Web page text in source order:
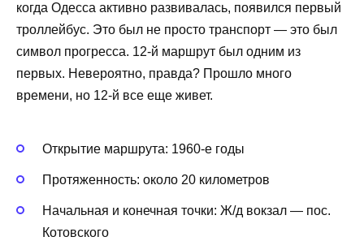
когда Одесса активно развивалась, появился первый
троллейбус. Это был не просто транспорт — это был
символ прогресса. 12-й маршрут был одним из
первых. Невероятно, правда? Прошло много
времени, но 12-й все еще живет.
Открытие маршрута: 1960-е годы
Протяженность: около 20 километров
Начальная и конечная точки: Ж/д вокзал — пос.
Котовского